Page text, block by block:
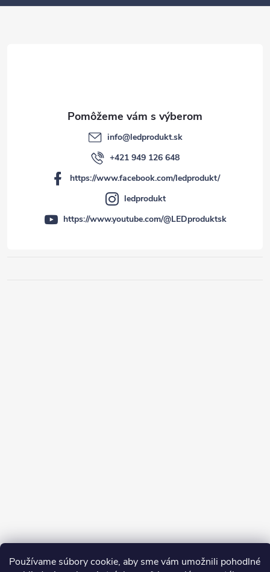
Používame súbory cookie, aby sme vám umožnili pohodlné
t
Sledovať na Instagrame
info@ledprodukt.sk
+421 949 126 648
https://www.facebook.com/ledprodukt/
ledprodukt
https://www.youtube.com/@LEDproduktsk